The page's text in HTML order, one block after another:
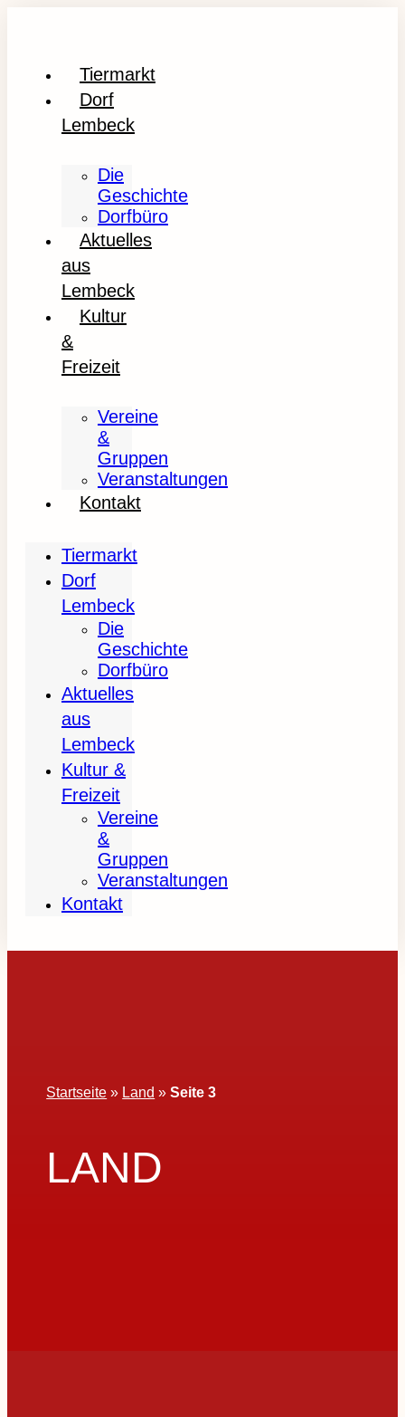
Tiermarkt
Dorf
Lembeck
Die
Geschichte
Dorfbüro
Aktuelles
aus
Lembeck
Kultur
&
Freizeit
Vereine
&
Gruppen
Veranstaltungen
Kontakt
Tiermarkt
Dorf
Lembeck
Die
Geschichte
Dorfbüro
Aktuelles
aus
Lembeck
Kultur &
Freizeit
Vereine
&
Gruppen
Veranstaltungen
Kontakt
Startseite » Land »Seite 3
LAND